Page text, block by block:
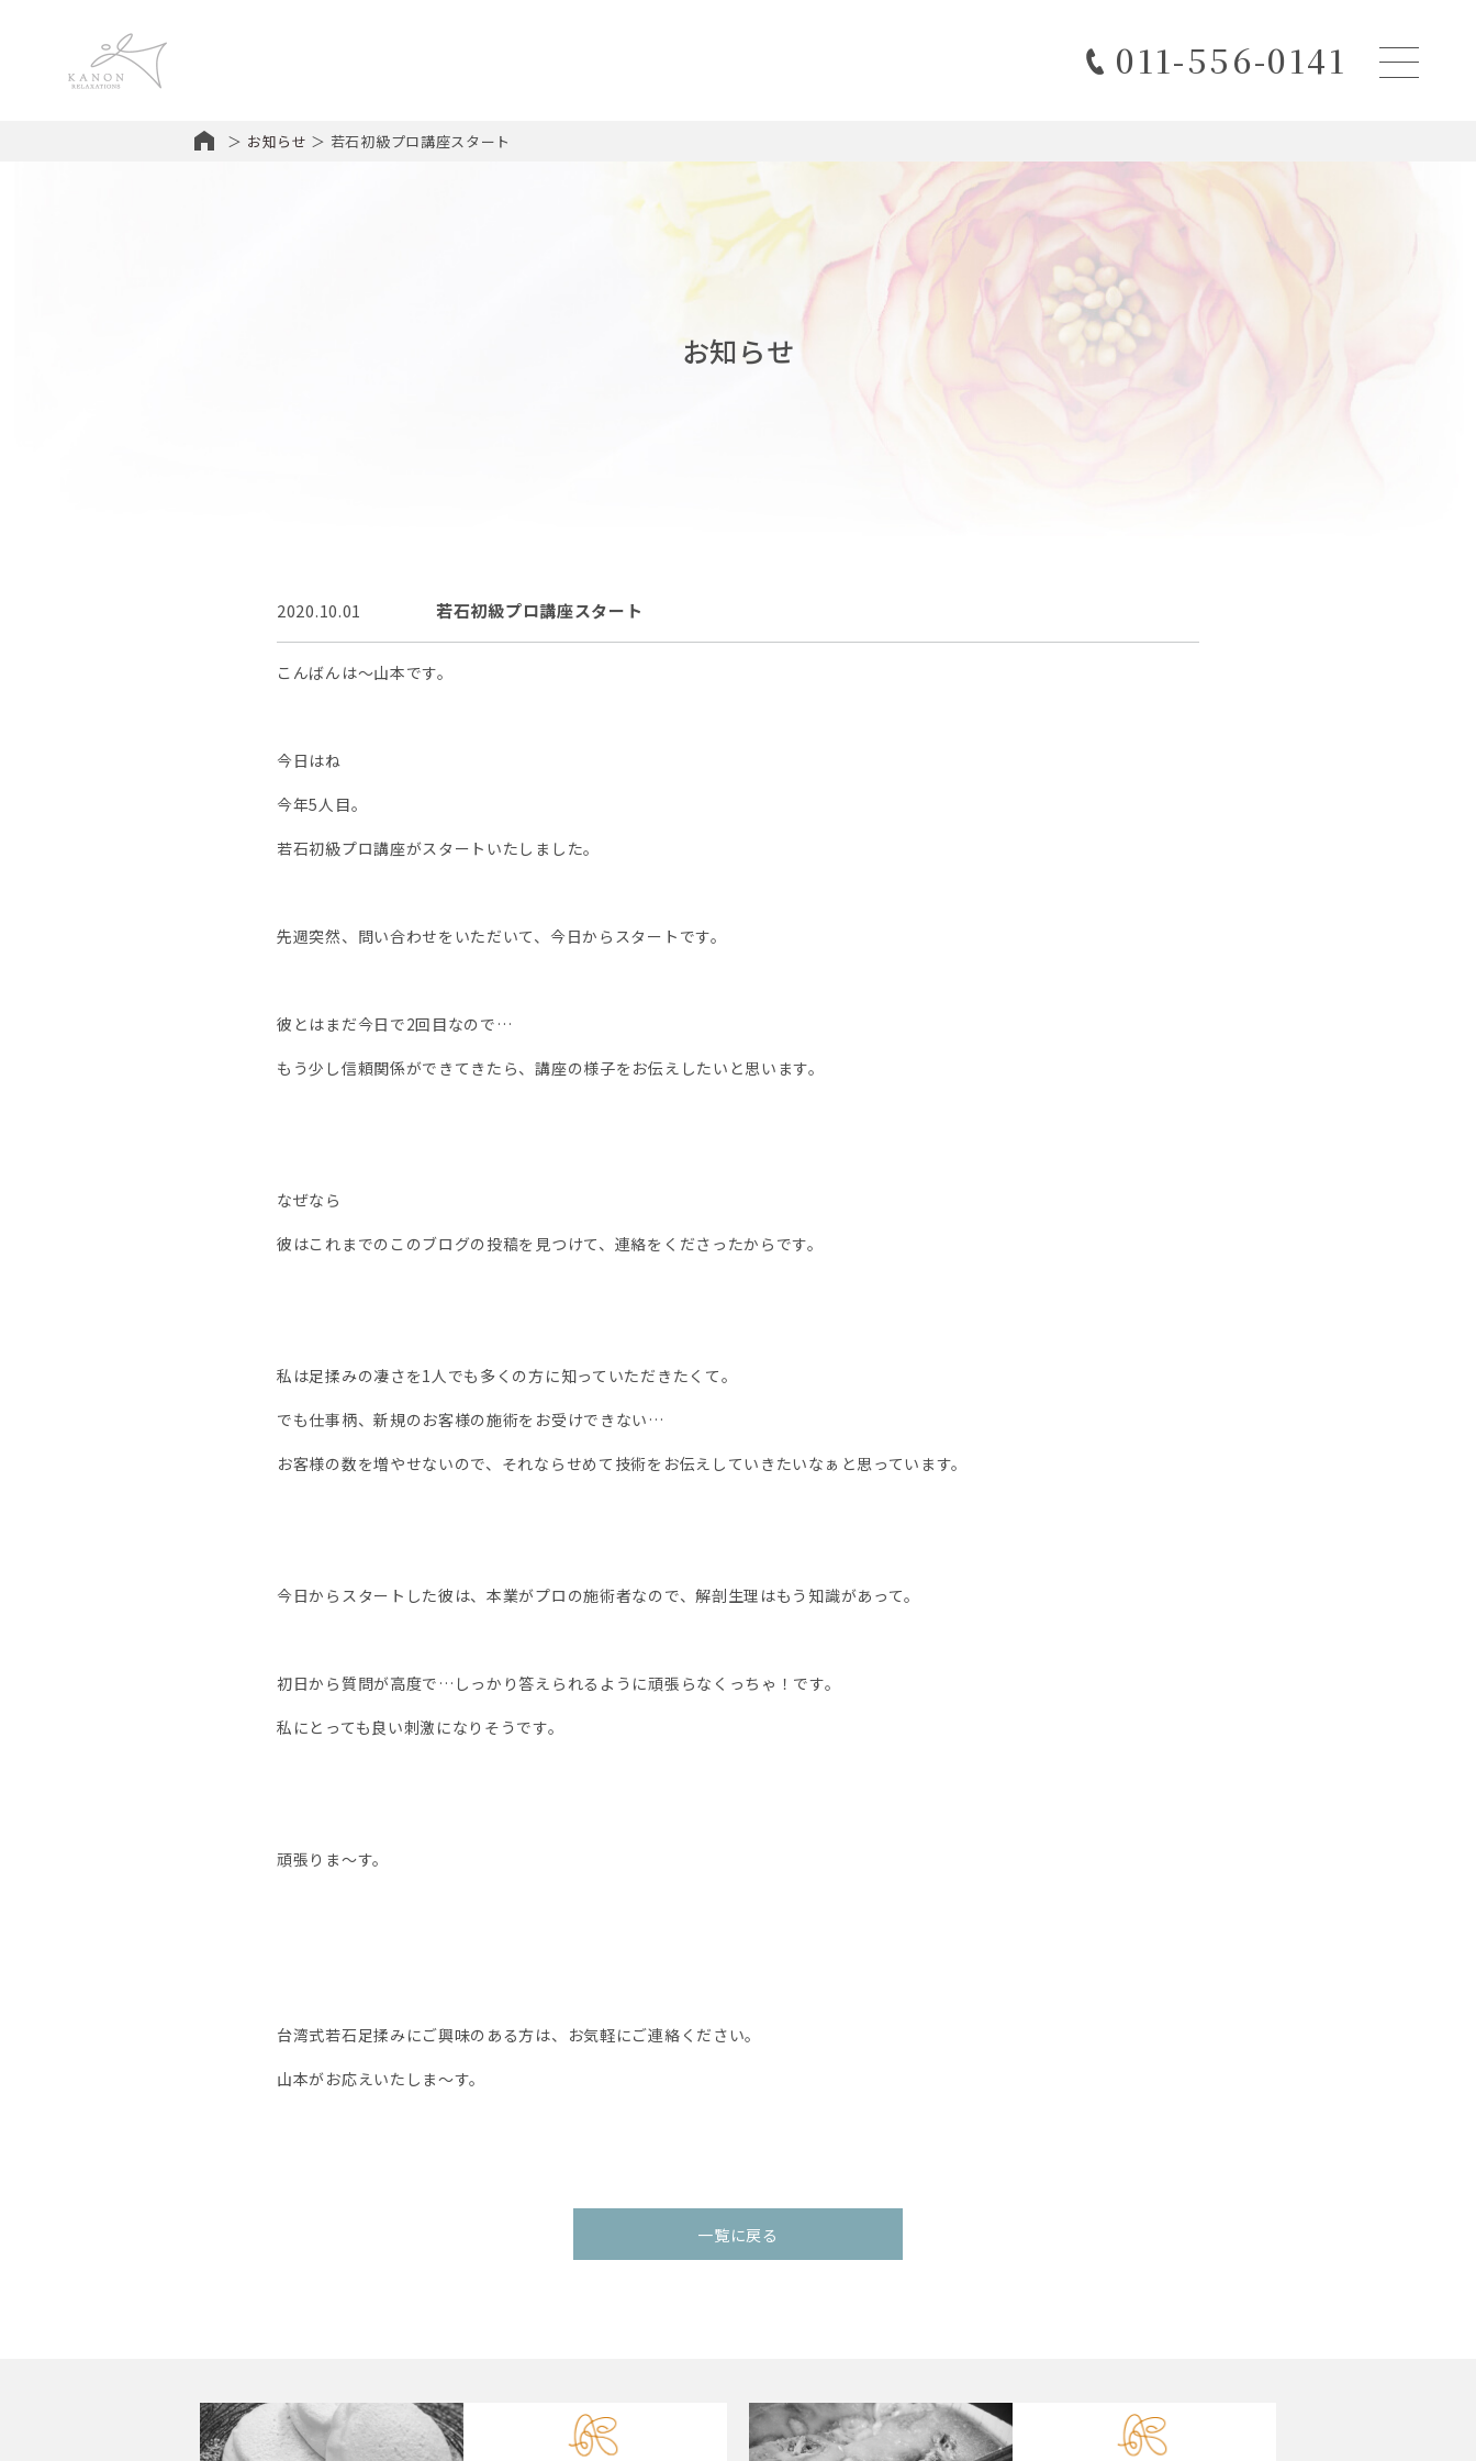
011-556-0141
＞ お知らせ ＞ 若石初級プロ講座スタート
お知らせ
2020.10.01 若石初級プロ講座スタート
こんばんは〜山本です。
今日はね
今年5人目。
若石初級プロ講座がスタートいたしました。
先週突然、問い合わせをいただいて、今日からスタートです。
彼とはまだ今日で2回目なので…
もう少し信頼関係ができてきたら、講座の様子をお伝えしたいと思います。
なぜなら
彼はこれまでのこのブログの投稿を見つけて、連絡をくださったからです。
私は足揉みの凄さを1人でも多くの方に知っていただきたくて。
でも仕事柄、新規のお客様の施術をお受けできない…
お客様の数を増やせないので、それならせめて技術をお伝えしていきたいなぁと思っています。
今日からスタートした彼は、本業がプロの施術者なので、解剖生理はもう知識があって。
初日から質問が高度で…しっかり答えられるように頑張らなくっちゃ！です。
私にとっても良い刺激になりそうです。
頑張りま〜す。
台湾式若石足揉みにご興味のある方は、お気軽にご連絡ください。
山本がお応えいたしま〜す。
一覧に戻る